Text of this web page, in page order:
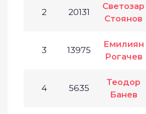
2 20131
Светозар
Стоянов
3 13975
Емилиян
Рогачев
4 5635
Теодор
Банев